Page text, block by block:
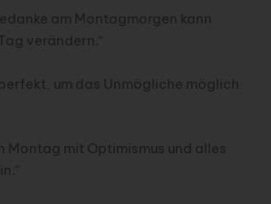
am Montagmorgen kann
verändern.“
um das Unmögliche möglich
Montag mit Optimismus und alles